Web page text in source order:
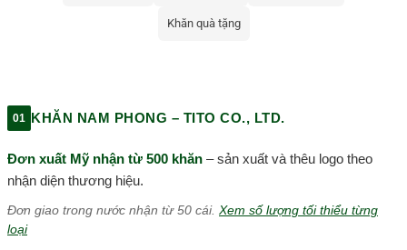
Khăn quà tặng
01 KHĂN NAM PHONG – TITO CO., LTD.
Đơn xuất Mỹ nhận từ 500 khăn – sản xuất và thêu logo theo
nhận diện thương hiệu.
Đơn giao trong nước nhận từ 50 cái. Xem số lượng tối thiểu từng
loại